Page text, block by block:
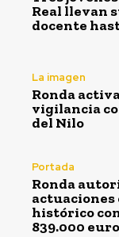
Real llevan
docente
La imagen
Ronda
vigilancia
del Nilo
Portada
Ronda
actuaciones
histórico
839.000